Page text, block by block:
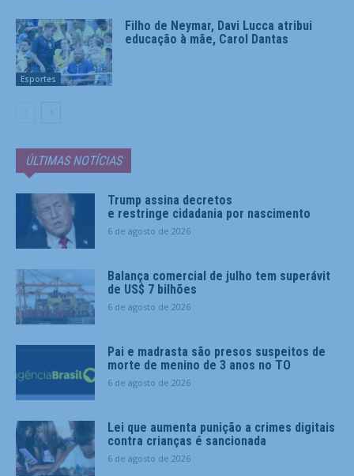
Esportes
Filho de Neymar, Davi Lucca atribui
educação à mãe, Carol Dantas
ÚLTIMAS NOTÍCIAS
Trump assina decretos
e restringe cidadania por nascimento
6 de agosto de 2026
Balança comercial de julho tem superávit
de US$ 7 bilhões
6 de agosto de 2026
Pai e madrasta são presos suspeitos de
morte de menino de 3 anos no TO
6 de agosto de 2026
Lei que aumenta punição a crimes digitais
contra crianças é sancionada
6 de agosto de 2026